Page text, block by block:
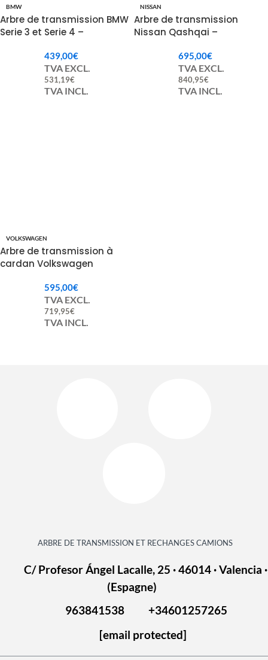
BMW
Arbre de transmission BMW
Serie 3 et Serie 4 –
439,00€
TVA EXCL.
531,19€
TVA INCL.
NISSAN
Arbre de transmission
Nissan Qashqai –
695,00€
TVA EXCL.
840,95€
TVA INCL.
VOLKSWAGEN
Arbre de transmission à
cardan Volkswagen
7L6521102G/J/M/R/P
7L0521102B/D/G/H/M/N
595,00€
TVA EXCL.
719,95€
TVA INCL.
ARBRE DE TRANSMISSION ET RECHANGES CAMIONS
C/ Profesor Ángel Lacalle, 25 · 46014 · Valencia ·
(Espagne)
963841538
+34601257265
[email protected]